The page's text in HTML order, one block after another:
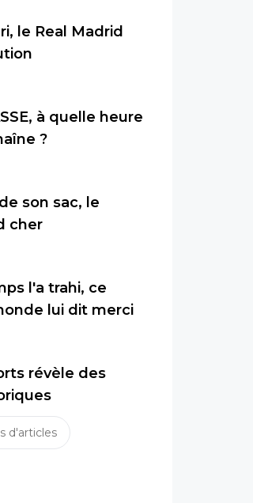
le Real Madrid
à quelle heure
?
son sac, le
cher
l'a trahi, ce
lui dit merci
révèle des
d'articles